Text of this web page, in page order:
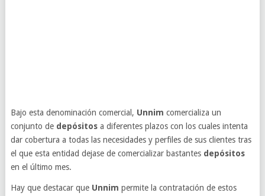
Bajo esta denominación comercial, Unnim comercializa un
conjunto de depósitosa diferentes plazos con los cuales intenta
dar cobertura a todas las necesidades y perfiles de sus clientes tras
el que esta entidad dejase de comercializar bastantes depósitos
en el último mes.
Hay que destacar que Unnim permite la contratación de estos